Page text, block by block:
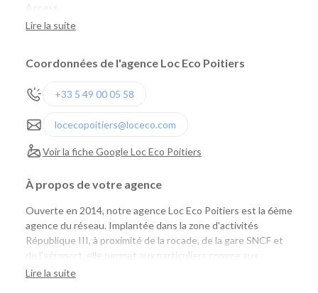
Access.
Lire la suite
Coordonnées de l'agence Loc Eco Poitiers
+33 5 49 00 05 58
locecopoitiers@loceco.com
Voir la fiche Google Loc Eco Poitiers
À propos de votre agence
Ouverte en 2014, notre agence Loc Eco Poitiers est la 6ème
agence du réseau. Implantée dans la zone d'activités
République III, à proximité de la rocade, de la gare SNCF et
de l'aéroport, elle permet aux particuliers comme aux
professionnels de louer facilement une voiture ou un
Lire la suite